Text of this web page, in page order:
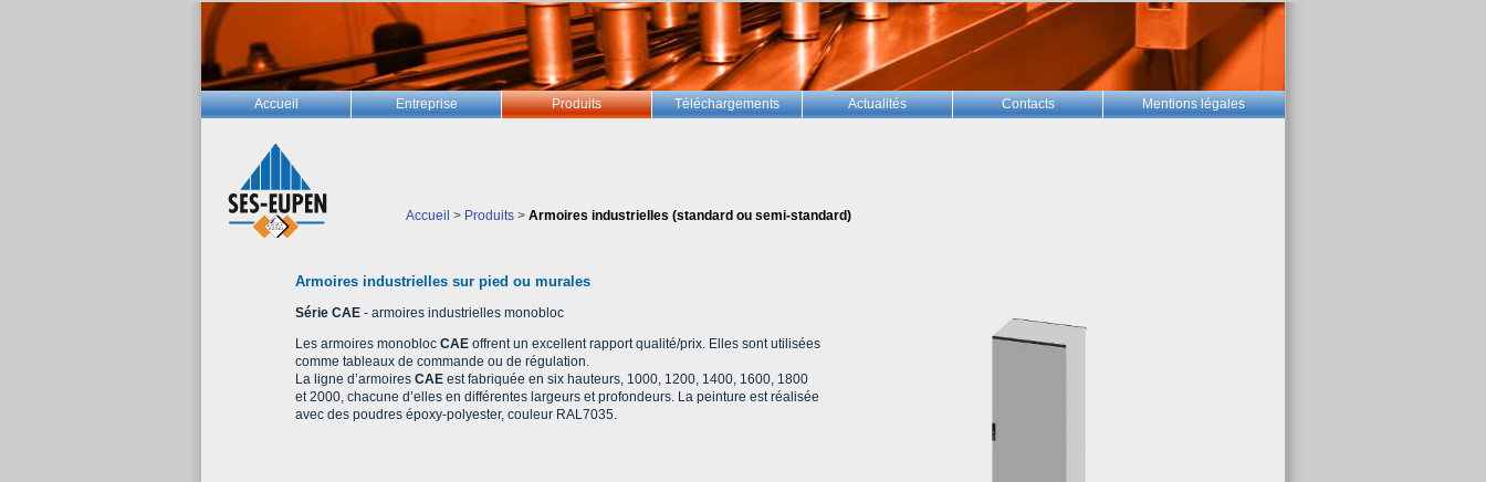
Accueil Entreprise Produits Téléchargements Actualités Contacts Mentions légales
Accueil > Produits > Armoires industrielles (standard ou semi-standard)
Armoires industrielles sur pied ou murales
Série CAE - armoires industrielles monobloc
Les armoires monobloc CAE offrent un excellent rapport qualité/prix. Elles sont utilisées
comme tableaux de commande ou de régulation.
La ligne d’armoires CAE est fabriquée en six hauteurs, 1000, 1200, 1400, 1600, 1800
et 2000, chacune d’elles en différentes largeurs et profondeurs. La peinture est réalisée
avec des poudres époxy-polyester, couleur RAL7035.